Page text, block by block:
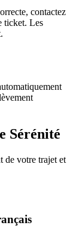
contactez
ticket. Les
Sérénité
de votre trajet et